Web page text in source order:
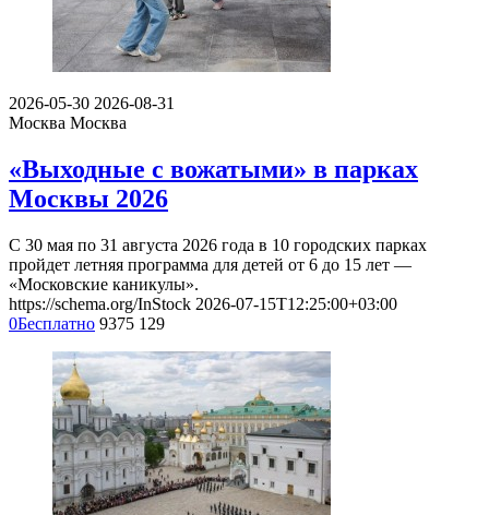
2026-05-30 2026-08-31
Москва Москва
«Выходные с вожатыми» в парках
Москвы 2026
С 30 мая по 31 августа 2026 года в 10 городских парках
пройдет летняя программа для детей от 6 до 15 лет —
«Московские каникулы».
https://schema.org/InStock 2026-07-15T12:25:00+03:00
0Бесплатно 9375 129